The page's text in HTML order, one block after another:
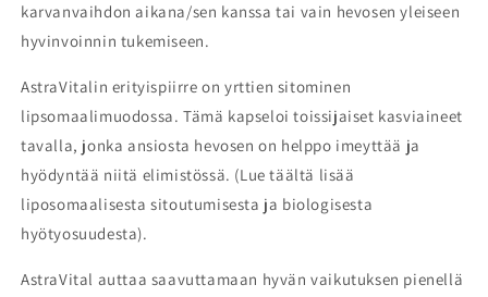
karvanvaihdon aikana/sen kanssa tai vain hevosen yleiseen
hyvinvoinnin tukemiseen.
AstraVitalin erityispiirre on yrttien sitominen
lipsomaalimuodossa. Tämä kapseloi toissijaiset kasviaineet
tavalla, jonka ansiosta hevosen on helppo imeyttää ja
hyödyntää niitä elimistössä. (Lue täältä lisää
liposomaalisesta sitoutumisesta ja biologisesta
hyötyosuudesta).
AstraVital auttaa saavuttamaan hyvän vaikutuksen pienellä